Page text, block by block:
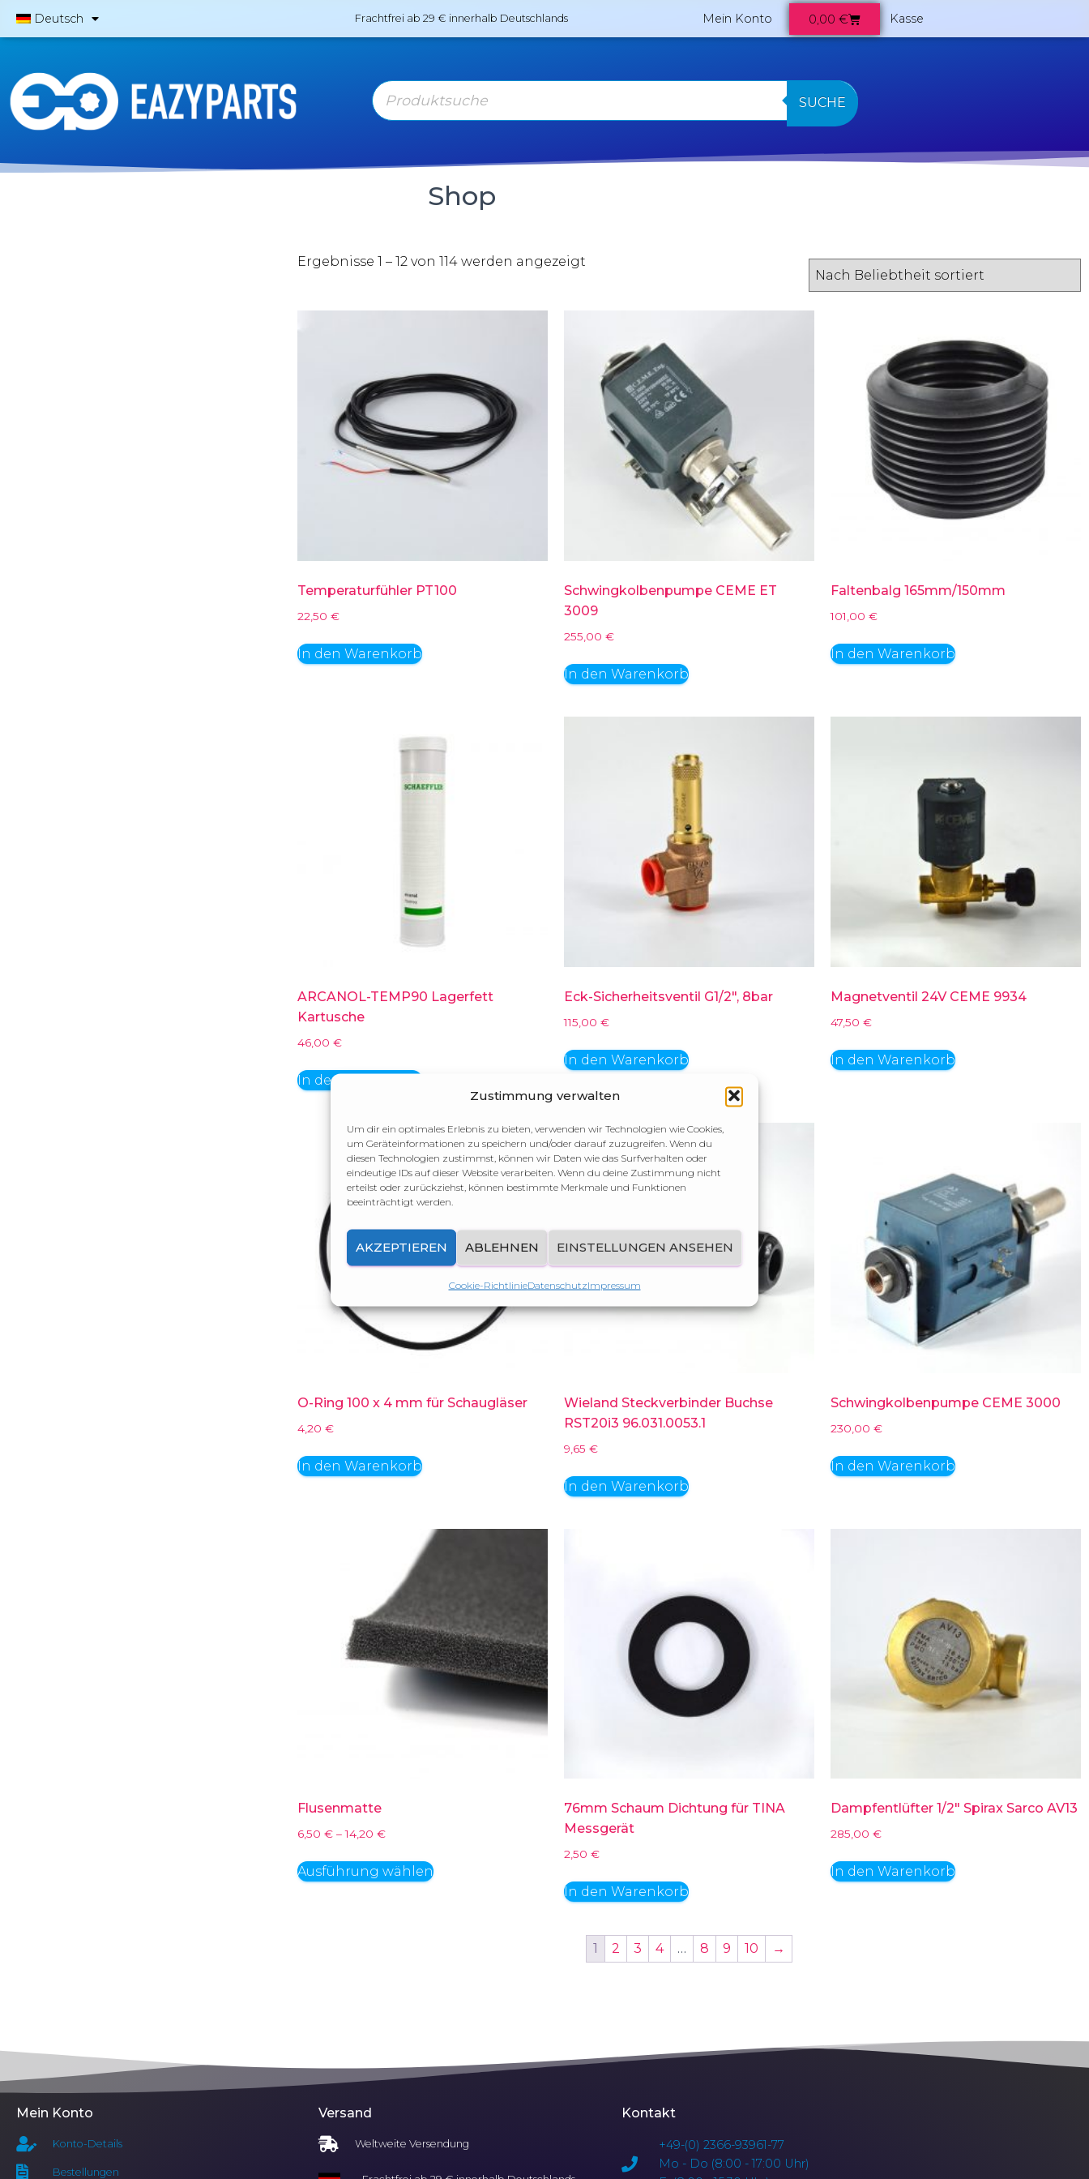
Zustimmung verwalten
Um dir ein optimales Erlebnis zu bieten, verwenden wir Technologien wie Cookies,
um Geräteinformationen zu speichern und/oder darauf zuzugreifen. Wenn du
diesen Technologien zustimmst, können wir Daten wie das Surfverhalten oder
eindeutige IDs auf dieser Website verarbeiten. Wenn du deine Zustimmung nicht
erteilst oder zurückziehst, können bestimmte Merkmale und Funktionen
beeinträchtigt werden.
AKZEPTIEREN ABLEHNEN EINSTELLUNGEN ANSEHEN
Cookie-RichtlinieDatenschutzImpressum
Deutsch Frachtfrei ab 29 € innerhalb Deutschlands Mein Konto 0,00 € Kasse
SUCHE
Shop
Ergebnisse 1 – 12 von 114 werden angezeigt
Temperaturfühler PT100
22,50€
In den Warenkorb
Schwingkolbenpumpe CEME ET
3009
255,00€
In den Warenkorb
Faltenbalg 165mm/150mm
101,00€
In den Warenkorb
ARCANOL-TEMP90 Lagerfett
Kartusche
46,00€
In den Warenkorb
Eck-Sicherheitsventil G1/2″, 8bar
115,00€
In den Warenkorb
Magnetventil 24V CEME 9934
47,50€
In den Warenkorb
O-Ring 100 x 4 mm für Schaugläser
4,20€
In den Warenkorb
Wieland Steckverbinder Buchse
RST20i3 96.031.0053.1
9,65€
In den Warenkorb
Schwingkolbenpumpe CEME 3000
230,00€
In den Warenkorb
Flusenmatte
6,50€ –14,20€
Ausführung wählen
76mm Schaum Dichtung für TINA
Messgerät
2,50€
In den Warenkorb
Dampfentlüfter 1/2″ Spirax Sarco AV13
285,00€
In den Warenkorb
1 2 3 4 … 8 9 10 →
Mein Konto
Konto-Details
Bestellungen
Versand
Weltweite Versendung
Kontakt
+49-(0) 2366-93961-77
Mo - Do (8:00 - 17:00 Uhr)